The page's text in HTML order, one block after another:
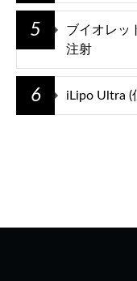
5
ブイオレッ
注射
6 iLipo Ultra (